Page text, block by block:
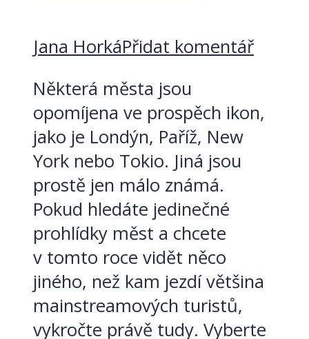
Jana HorkáPřidat komentář
Některá města jsou
opomíjena ve prospěch ikon,
jako je Londýn, Paříž, New
York nebo Tokio. Jiná jsou
prostě jen málo známá.
Pokud hledáte jedinečné
prohlídky měst a chcete
v tomto roce vidět něco
jiného, než kam jezdí většina
mainstreamových turistů,
vykročte právě tudy. Vyberte